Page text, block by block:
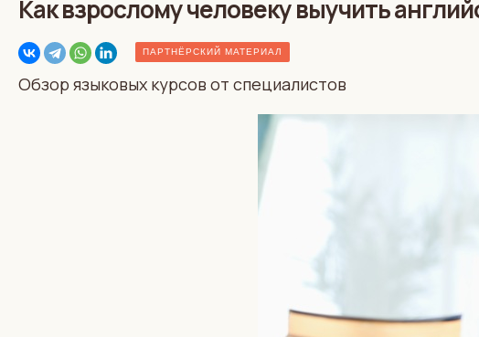
Как взрослому человеку выучить
ПАРТНЁРСКИЙ МАТЕРИАЛ
Обзор языковых курсов от специалистов